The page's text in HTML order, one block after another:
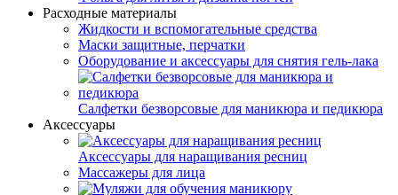
Расходные материалы
Жидкости и вспомогательные средства
Маски защитные, перчатки
Оборудование и аксессуары для снятия гель-лака
Салфетки безворсовые для маникюра и педикюра
Аксессуары
Аксессуары для наращивания ресниц
Массажеры для лица